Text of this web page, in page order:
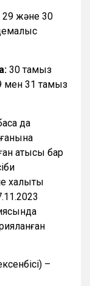
29 және 30
30 тамыз
мен 31 тамыз
да
қатысы бар
халықты
–